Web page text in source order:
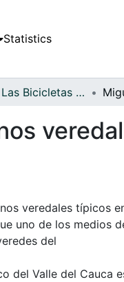
Statistics
APFFVC - Las Bicicletas y Ca - Patrimonial
veredales típicos
uno de los medios
del
del Valle del Cauca